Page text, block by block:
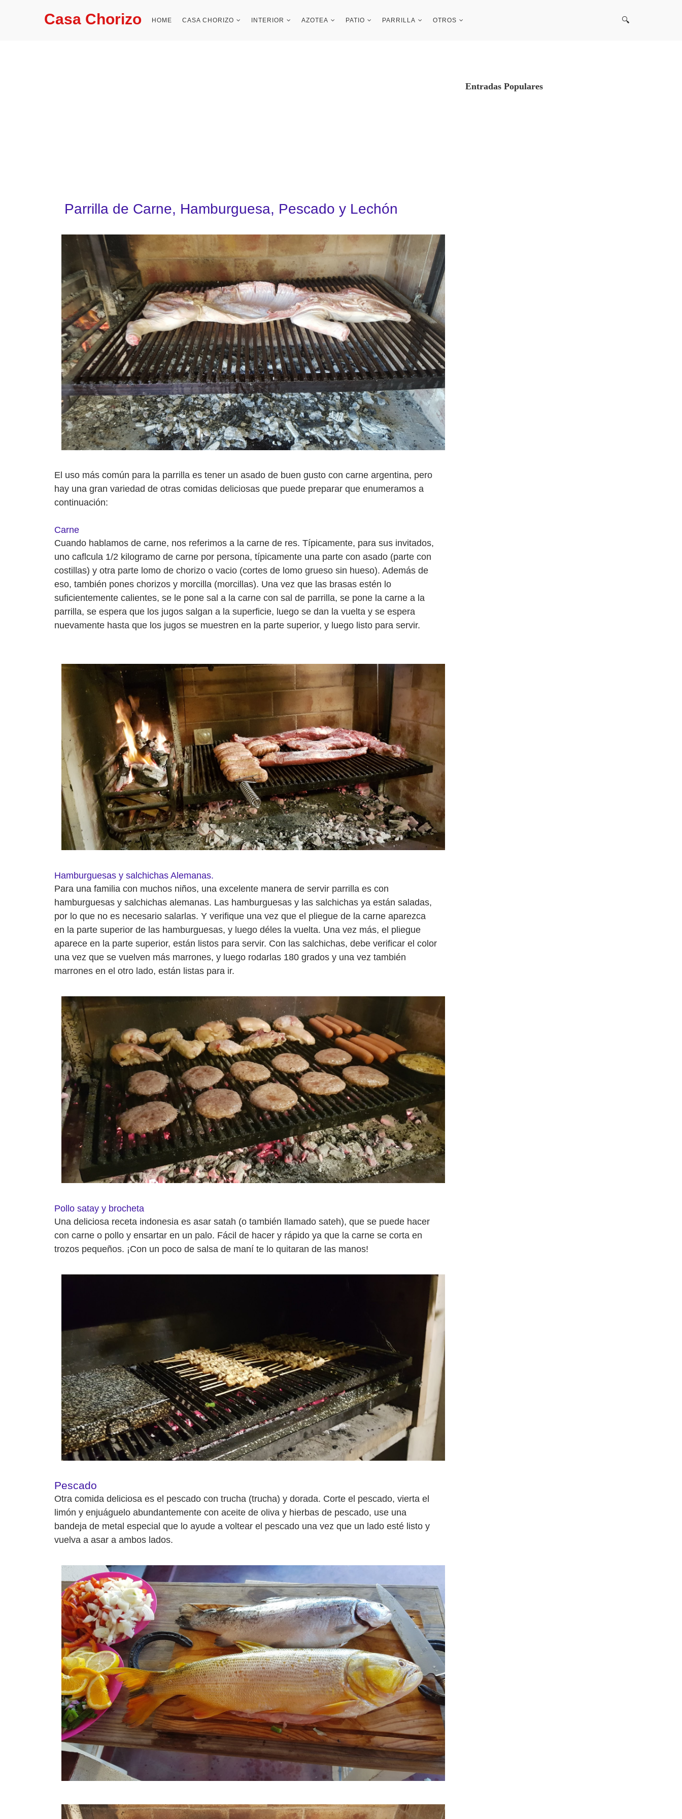
Casa Chorizo HOME CASA CHORIZO INTERIOR AZOTEA PATIO PARRILLA OTROS
Parrilla de Carne, Hamburguesa, Pescado y Lechón
El uso más común para la parrilla es tener un asado de buen gusto con carne argentina, pero
hay una gran variedad de otras comidas deliciosas que puede preparar que enumeramos a
continuación:
Carne
Cuando hablamos de carne, nos referimos a la carne de res. Típicamente, para sus invitados,
uno caflcula 1/2 kilogramo de carne por persona, típicamente una parte con asado (parte con
costillas) y otra parte lomo de chorizo o vacio (cortes de lomo grueso sin hueso). Además de
eso, también pones chorizos y morcilla (morcillas). Una vez que las brasas estén lo
suficientemente calientes, se le pone sal a la carne con sal de parrilla, se pone la carne a la
parrilla, se espera que los jugos salgan a la superficie, luego se dan la vuelta y se espera
nuevamente hasta que los jugos se muestren en la parte superior, y luego listo para servir.
Hamburguesas y salchichas Alemanas.
Para una familia con muchos niños, una excelente manera de servir parrilla es con
hamburguesas y salchichas alemanas. Las hamburguesas y las salchichas ya están saladas,
por lo que no es necesario salarlas. Y verifique una vez que el pliegue de la carne aparezca
en la parte superior de las hamburguesas, y luego déles la vuelta. Una vez más, el pliegue
aparece en la parte superior, están listos para servir. Con las salchichas, debe verificar el color
una vez que se vuelven más marrones, y luego rodarlas 180 grados y una vez también
marrones en el otro lado, están listas para ir.
Pollo satay y brocheta
Una deliciosa receta indonesia es asar satah (o también llamado sateh), que se puede hacer
con carne o pollo y ensartar en un palo. Fácil de hacer y rápido ya que la carne se corta en
trozos pequeños. ¡Con un poco de salsa de maní te lo quitaran de las manos!
Pescado
Otra comida deliciosa es el pescado con trucha (trucha) y dorada. Corte el pescado, vierta el
limón y enjuáguelo abundantemente con aceite de oliva y hierbas de pescado, use una
bandeja de metal especial que lo ayude a voltear el pescado una vez que un lado esté listo y
vuelva a asar a ambos lados.
Entradas Populares